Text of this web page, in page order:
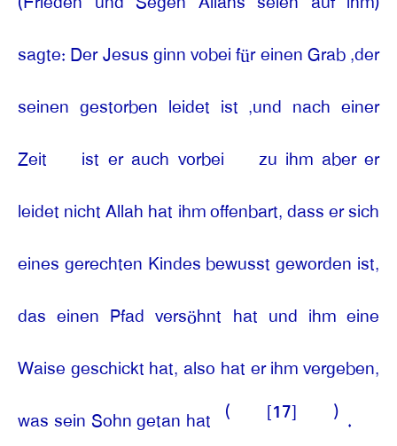
sagte: Der Jesus ginn vobei für einen Grab ,der
seinen gestorben leidet ist ,und nach einer
Zeit
ist er auch vorbei
zu ihm aber er
leidet nicht Allah hat ihm offenbart, dass er sich
eines gerechten Kindes bewusst geworden ist,
das einen Pfad versöhnt hat und ihm eine
Waise geschickt hat, also hat er ihm vergeben,
was sein Sohn getan hat ( [17] ) .